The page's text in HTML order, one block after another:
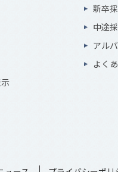
新卒
中途
アル
よく